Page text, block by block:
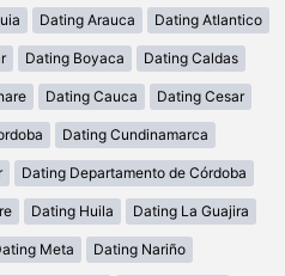
Dating Arauca Dating Atlantico
Dating Boyaca Dating Caldas
Dating Cauca Dating Cesar
Dating Cundinamarca
Dating Departamento de Córdoba
Dating Huila Dating La Guajira
Meta Dating Nariño